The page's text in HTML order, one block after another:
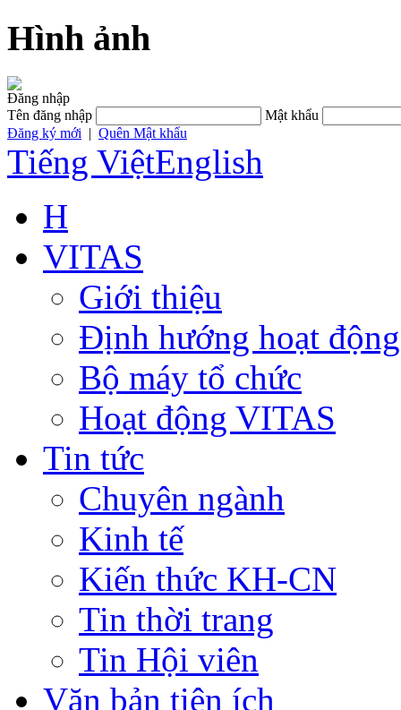
Hình ảnh
Đăng nhập
Tên đăng nhập
Mật khẩu
Đăng ký mới | Quên Mật khẩu
Tiếng ViệtEnglish
H
VITAS
Giới thiệu
Định hướng hoạt động
Bộ máy tổ chức
Hoạt động VITAS
Tin tức
Chuyên ngành
Kinh tế
Kiến thức KH-CN
Tin thời trang
Tin Hội viên
Văn bản tiện ích